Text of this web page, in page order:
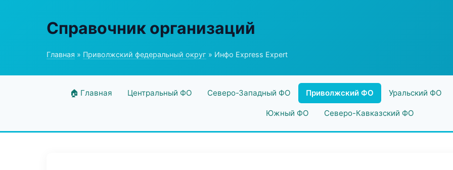
Справочник организаций
Главная » Приволжский федеральный округ » Инфо Express Expert
🏠 Главная Центральный ФО Северо-Западный ФО Приволжский ФО Уральский ФО
Южный ФО Северо-Кавказский ФО